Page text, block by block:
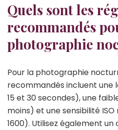
Quels sont les
recommandés
photographie
Pour la photographie
recommandés incluent une
15 et 30 secondes), une
moins) et une sensibilité
1600). Utilisez également